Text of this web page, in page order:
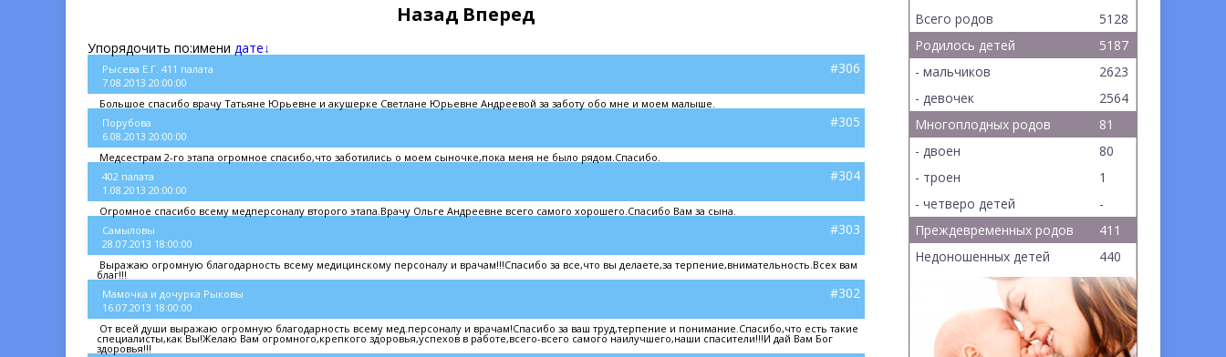
Назад Вперед
Упорядочить по:имени дате↓
Рысева Е.Г. 411 палата
7.08.2013 20:00:00
#306
Большое спасибо врачу Татьяне Юрьевне и акушерке Светлане Юрьевне Андреевой за заботу обо мне и моем малыше.
Порубова
6.08.2013 20:00:00
#305
Медсестрам 2-го этапа огромное спасибо,что заботились о моем сыночке,пока меня не было рядом.Спасибо.
402 палата
1.08.2013 20:00:00
#304
Огромное спасибо всему медперсоналу второго этапа.Врачу Ольге Андреевне всего самого хорошего.Спасибо Вам за сына.
Самыловы
28.07.2013 18:00:00
#303
Выражаю огромную благодарность всему медицинскому персоналу и врачам!!!Спасибо за все,что вы делаете,за терпение,внимательность.Всех вам
благ!!!
Мамочка и дочурка Рыковы
16.07.2013 18:00:00
#302
От всей души выражаю огромную благодарность всему мед.персоналу и врачам!Спасибо за ваш труд,терпение и понимание.Спасибо,что есть такие
специалисты,как Вы!Желаю Вам огромного,крепкого здоровья,успехов в работе,всего-всего самого наилучшего,наши спасители!!!И дай Вам Бог
здоровья!!!
Всего родов
5128
Родилось детей
5187
- мальчиков
2623
- девочек
2564
Многоплодных родов
81
- двоен
80
- троен
1
- четверо детей
-
Преждевременных родов
411
Недоношенных детей
440